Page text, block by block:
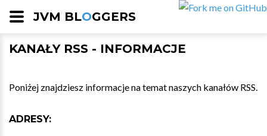
JVM BLOGGERS
KANAŁY RSS - INFORMACJE
Poniżej znajdziesz informacje na temat naszych kanałów RSS.
ADRESY: